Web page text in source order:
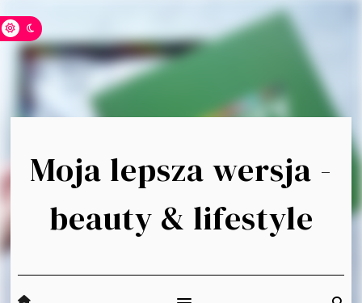
Moja lepsza wersja -
beauty & lifestyle